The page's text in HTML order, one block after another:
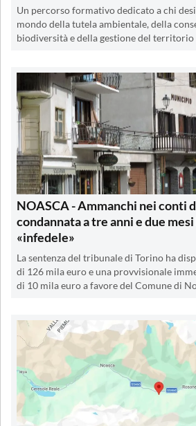
Un percorso formativo dedicato a chi
mondo della tutela ambientale, della
biodiversità e della gestione del territorio
NOASCA - Ammanchi nei conti
condannata a tre anni e due
«infedele»
La sentenza del tribunale di Torino ha
di 126 mila euro e una provvisionale
di 10 mila euro a favore del Comune di